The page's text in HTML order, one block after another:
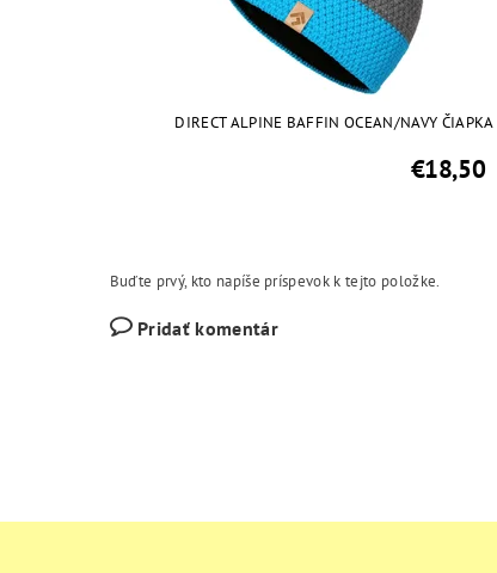
DIRECT ALPINE BAFFIN OCEAN/NAVY ČIAPKA
€18,50
Buďte prvý, kto napíše príspevok k tejto položke.
Pridať komentár